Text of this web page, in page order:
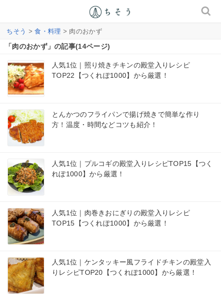
ちそう >食・料理 > 肉のおかず
「肉のおかず」の記事(14ページ)
人気1位｜照り焼きチキンの殿堂入りレシピ
TOP22【つくれぽ1000】から厳選！
とんかつのフライパンで揚げ焼きで簡単な作り
方！温度・時間などコツも紹介！
人気1位｜プルコギの殿堂入りレシピTOP15【つく
れぽ1000】から厳選！
人気1位｜肉巻きおにぎりの殿堂入りレシピ
TOP15【つくれぽ1000】から厳選！
人気1位｜ケンタッキー風フライドチキンの殿堂入
りレシピTOP20【つくれぽ1000】から厳選！